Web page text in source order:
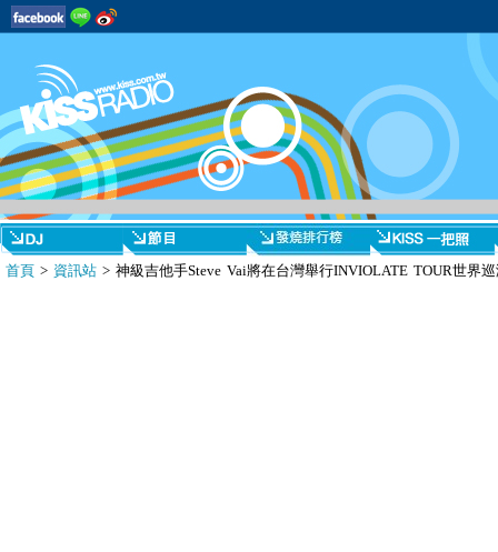
首頁 > 資訊站 > 神級吉他手Steve Vai將在台灣舉行INVIOLATE TOUR世界